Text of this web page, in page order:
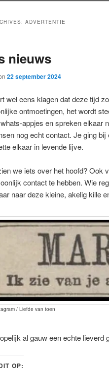
ADVERTENTIE
nieuws
22 september 2024
wel eens klagen dat deze tijd
ontmoetingen, het wordt
appjes en spreken elkaar
nog echt contact. Je ging
elkaar in levende lijve.
we iets over het hoofd? Ook
contact te hebben. Wie
naar deze kleine, akelig kille
/ Liefde van toen
al gauw een echte lieverd
OP: